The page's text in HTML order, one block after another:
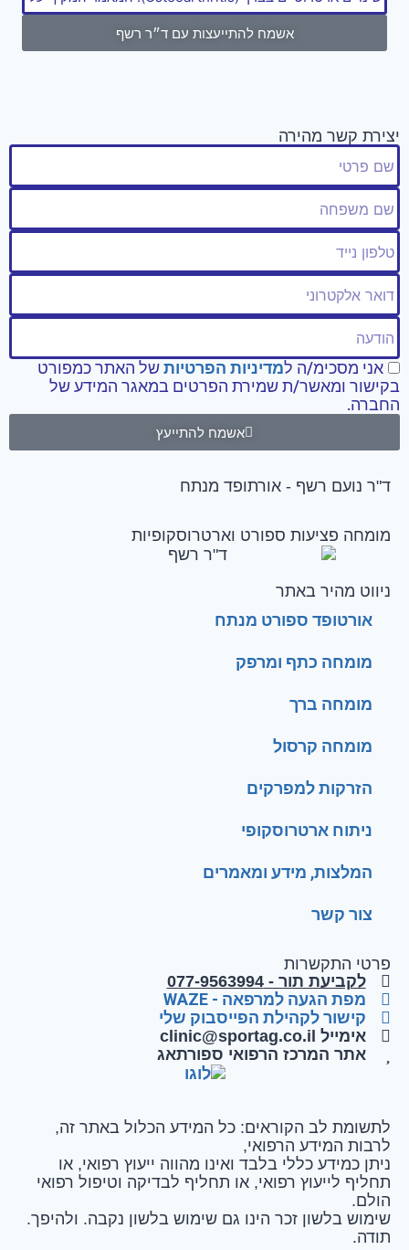
אשמח להתייעצות עם ד״ר רשף
יצירת קשר מהירה
אני מסכימ/ה למדיניות הפרטיותשל האתר כמפורט
בקישור ומאשר/ת שמירת הפרטים במאגר המידע של
החברה.
אשמח להתייעץ
ד"ר נועם רשף - אורתופד מנתח
מומחה פציעות ספורט וארטרוסקופיות
ניווט מהיר באתר
אורטופד ספורט מנתח
מומחה כתף ומרפק
מומחה ברך
מומחה קרסול
הזרקות למפרקים
ניתוח ארטרוסקופי
המלצות, מידע ומאמרים
צור קשר
פרטי התקשרות
לקביעת תור - 077-9563994
מפת הגעה למרפאה - WAZE
קישור לקהילת הפייסבוק שלי
אימייל clinic@sportag.co.il
אתר המרכז הרפואי ספורתאג
לתשומת לב הקוראים: כל המידע הכלול באתר זה,
לרבות המידע הרפואי,
ניתן כמידע כללי בלבד ואינו מהווה ייעוץ רפואי, או
תחליף לייעוץ רפואי, או תחליף לבדיקה וטיפול רפואי
הולם.
שימוש בלשון זכר הינו גם שימוש בלשון נקבה. ולהיפך.
תודה.